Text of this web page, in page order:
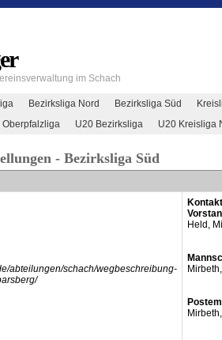
im Schach
Bezirksliga Nord Bezirksliga Süd
Oberpfalzliga U20 Bezirksliga U20 Kreisliga
- Bezirksliga Süd
abteilungen/schach/wegbeschreibung-
Held,